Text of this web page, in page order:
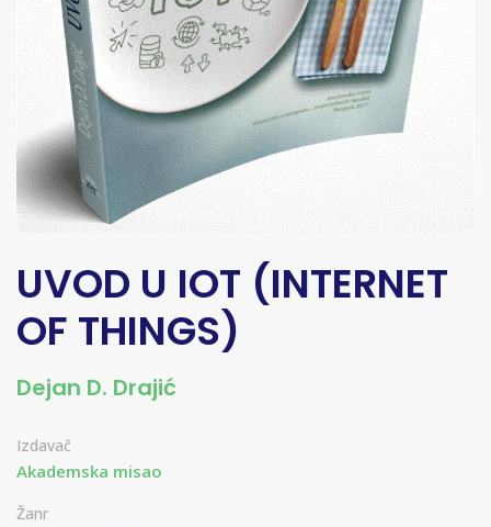
UVOD U IOT (INTERNET
OF THINGS)
Dejan D. Drajić
Izdavač
Akademska misao
Žanr